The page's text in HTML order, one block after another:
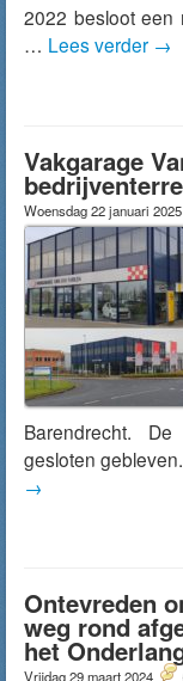
2022 besloot een
… Lees verder →
Vakgarage
Woensdag 22 januari 2025
Barendrecht.
gesloten
→
Ontevreden
weg rond
het
Vrijdag 29 maart 2024